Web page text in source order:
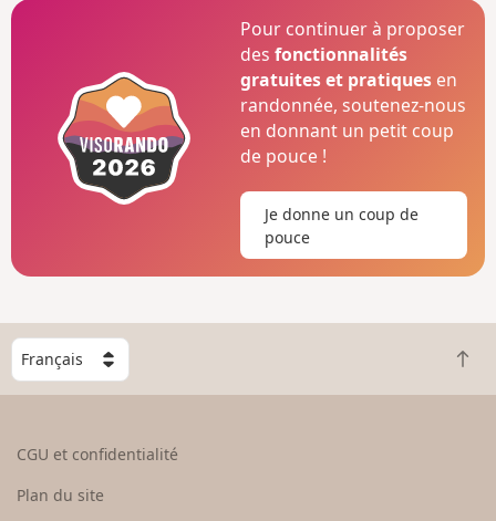
Pour continuer à proposer
desfonctionnalités
gratuites et pratiques en
randonnée, soutenez-nous
en donnant un petit coup
de pouce !
Je donne un coup de
pouce
C
o
R
e
CGU et confidentialité
Plan du site